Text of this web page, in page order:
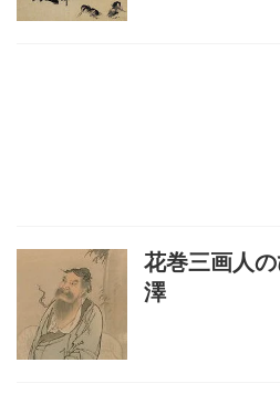
花巻三画人
澤